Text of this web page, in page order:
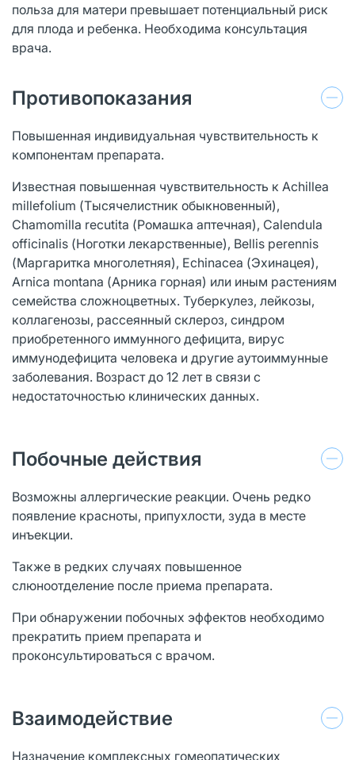
польза для матери превышает потенциальный риск
для плода и ребенка. Необходима консультация
врача.
Противопоказания
Повышенная индивидуальная чувствительность к
компонентам препарата.
Известная повышенная чувствительность к Achillea
millefolium (Тысячелистник обыкновенный),
Chamomilla recutita (Ромашка аптечная), Calendula
officinalis (Ноготки лекарственные), Bellis perennis
(Маргаритка многолетняя), Echinacea (Эхинацея),
Arnica montana (Арника горная) или иным растениям
семейства сложноцветных. Туберкулез, лейкозы,
коллагенозы, рассеянный склероз, синдром
приобретенного иммунного дефицита, вирус
иммунодефицита человека и другие аутоиммунные
заболевания. Возраст до 12 лет в связи с
недостаточностью клинических данных.
Побочные действия
Возможны аллергические реакции. Очень редко
появление красноты, припухлости, зуда в месте
инъекции.
Также в редких случаях повышенное
слюноотделение после приема препарата.
При обнаружении побочных эффектов необходимо
прекратить прием препарата и
проконсультироваться с врачом.
Взаимодействие
Назначение комплексных гомеопатических